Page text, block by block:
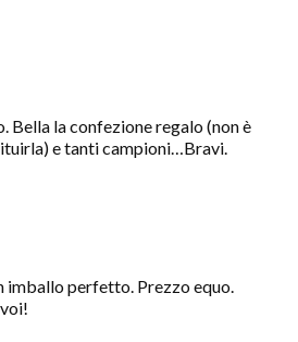
Bella la confezione regalo (non è
e tanti campioni…Bravi.
imballo perfetto. Prezzo equo.